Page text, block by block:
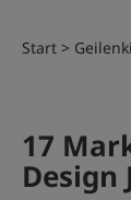
Start
17
Design